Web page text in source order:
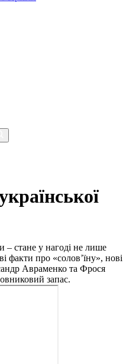
– стане у нагоді не лише
факти про «солов’їну», нові
Авраменко та Фрося
запас.